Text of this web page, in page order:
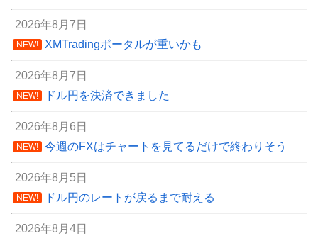
2026年8月7日
NEW! XMTradingポータルが重いかも
2026年8月7日
NEW! ドル円を決済できました
2026年8月6日
NEW! 今週のFXはチャートを見てるだけで終わりそう
2026年8月5日
NEW! ドル円のレートが戻るまで耐える
2026年8月4日